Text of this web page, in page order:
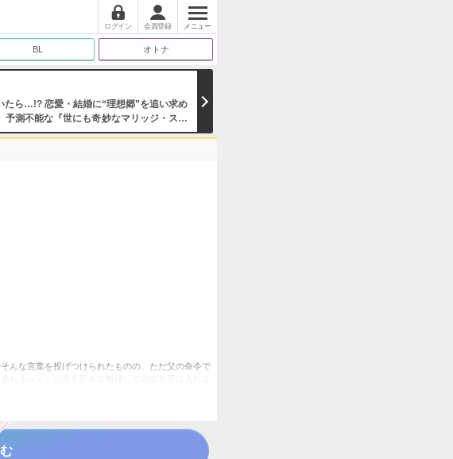
ログイン 会員登録 メニュー
BL オトナ
ら…!? 恋愛・結婚に“理想郷”を追い求め
測不能な『世にも奇妙なマリッジ・スト
んな言葉を投げつけられたものの、ただ父の命令で
れるべく、お金を貯めて離縁して自由を手に入れよ